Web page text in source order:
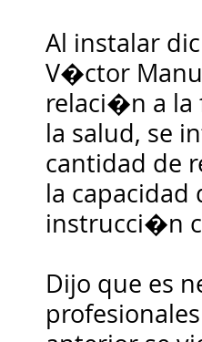
Al instalar
V�ctor
relaci�n a la
la salud, se
cantidad de
la capacidad
instrucci�n
Dijo que es